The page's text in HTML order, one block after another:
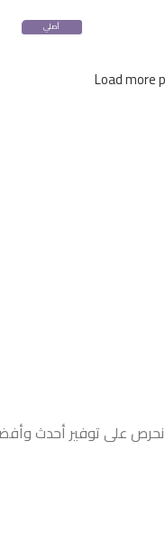
أصلي
Load more
نحرص على توفير أحدث